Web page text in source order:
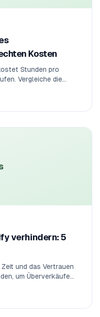
Kosten
Stunden pro
Vergleiche die
und Pro-
verhindern: 5
und das Vertrauen
um Überverkäufe
Limits (statt pro